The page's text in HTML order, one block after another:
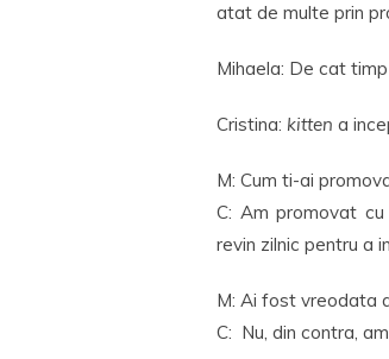
atat de multe prin
Mihaela: De cat
Cristina: kitten a
M: Cum ti-ai
C: Am promovat
revin zilnic pentru a
M: Ai fost vreodata
C: Nu, din contra,